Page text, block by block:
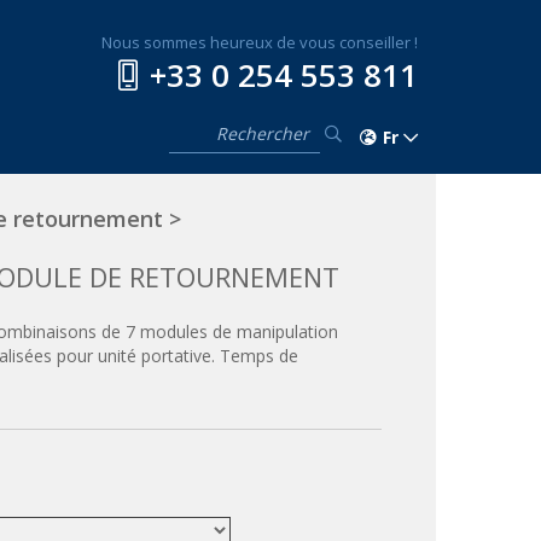
Nous sommes heureux de vous conseiller !
+33 0 254 553 811
Fr
retournement >
DE RETOURNEMENT
de 7 modules de manipulation
pour unité portative. Temps de